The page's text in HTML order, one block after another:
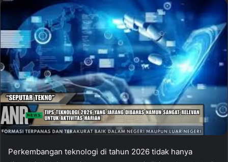
Perkembangan teknologi di tahun 2026 tidak hanya